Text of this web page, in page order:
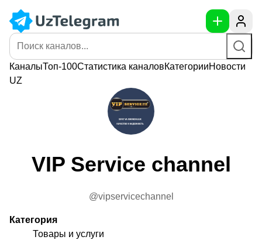
КаналыТоп-100Статистика каналовКатегорииНовости
UZ
VIP Service channel
@vipservicechannel
Категория
Товары и услуги